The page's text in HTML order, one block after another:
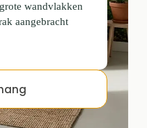
wandvlakken
aangebracht